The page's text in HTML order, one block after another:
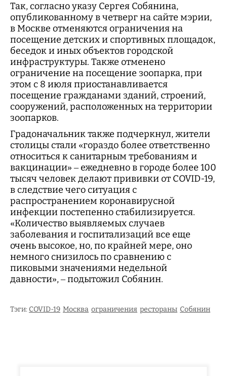
Так, согласно указу Сергея Собянина,
опубликованному в четверг на сайте мэрии,
в Москве отменяются ограничения на
посещение детских и спортивных площадок,
беседок и иных объектов городской
инфраструктуры. Также отменено
ограничение на посещение зоопарка, при
этом с 8 июля приостанавливается
посещение гражданами зданий, строений,
сооружений, расположенных на территории
зоопарков.
Градоначальник также подчеркнул, жители
столицы стали «гораздо более ответственно
относиться к санитарным требованиям и
вакцинации» – ежедневно в городе более 100
тысяч человек делают прививки от COVID-19,
в следствие чего ситуация с
распространением коронавирусной
инфекции постепенно стабилизируется.
«Количество выявляемых случаев
заболевания и госпитализаций все еще
очень высокое, но, по крайней мере, оно
немного снизилось по сравнению с
пиковыми значениями недельной
давности», – подытожил Собянин.
Тэги: COVID-19 Москва ограничения рестораны Собянин